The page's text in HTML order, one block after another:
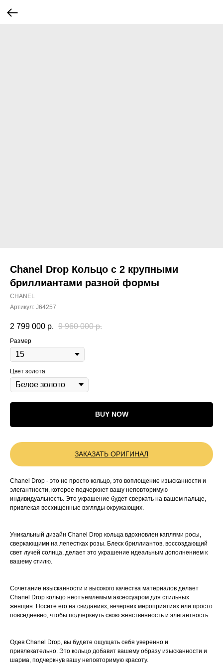
Chanel Drop Кольцо с 2 крупными
бриллиантами разной формы
CHANEL
Артикул: J64257
2 799 000 р. 9 960 000 р.
Размер
Цвет золота
BUY NOW
ЗАКАЗАТЬ ОРИГИНАЛ
Chanel Drop - это не просто кольцо, это воплощение изысканности и
элегантности, которое подчеркнет вашу неповторимую
индивидуальность. Это украшение будет сверкать на вашем пальце,
привлекая восхищенные взгляды окружающих.
Уникальный дизайн Chanel Drop кольца вдохновлен каплями росы,
сверкающими на лепестках розы. Блеск бриллиантов, воссоздающий
свет лучей солнца, делает это украшение идеальным дополнением к
вашему стилю.
Сочетание изысканности и высокого качества материалов делает
Chanel Drop кольцо неотъемлемым аксессуаром для стильных
женщин. Носите его на свиданиях, вечерних мероприятиях или просто
повседневно, чтобы подчеркнуть свою женственность и элегантность.
Одев Chanel Drop, вы будете ощущать себя уверенно и
привлекательно. Это кольцо добавит вашему образу изысканности и
шарма, подчеркнув вашу неповторимую красоту.